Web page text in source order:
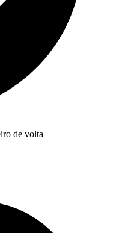
de volta